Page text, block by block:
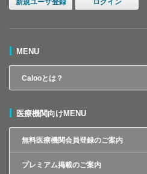
新規ユーザ登録 ログイン
MENU
Calooとは？
医療機関向けMENU
無料医療機関会員登録のご案内
プレミアム掲載のご案内